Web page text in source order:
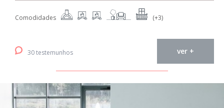
Comodidades (+3)
30 testemunhos ver +